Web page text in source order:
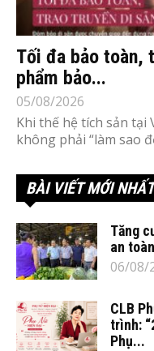
Tối đa bảo toàn,
phẩm bảo...
05/08/2026
Khi thế hệ tích sản tại
không phải “làm sao
BÀI VIẾT MỚI NHẤT
Tăng
an
06/08/
CLB
trình:
Phụ...